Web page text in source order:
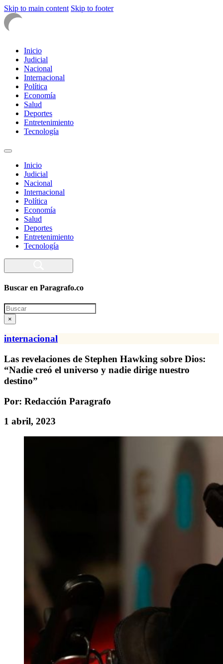
Skip to main content Skip to footer
Inicio
Judicial
Nacional
Internacional
Política
Economía
Salud
Deportes
Entretenimiento
Tecnología
Inicio
Judicial
Nacional
Internacional
Política
Economía
Salud
Deportes
Entretenimiento
Tecnología
Buscar en Paragrafo.co
Search
×
internacional
Las revelaciones de Stephen Hawking sobre Dios:
“Nadie creó el universo y nadie dirige nuestro
destino”
Por: Redacción Paragrafo
1 abril, 2023